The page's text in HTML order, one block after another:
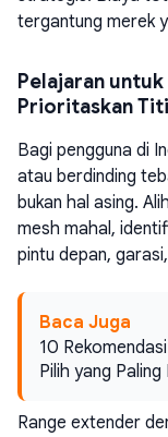
tergantung merek
Pelajaran
Prioritaskan
Bagi pengguna di
atau berdinding
bukan hal asing.
mesh mahal,
pintu depan,
Baca Juga
10
Pilih yang
Range extender